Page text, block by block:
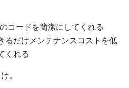
コードを簡潔にしてくれる
るだけメンテナンスコストを低
くれる
。